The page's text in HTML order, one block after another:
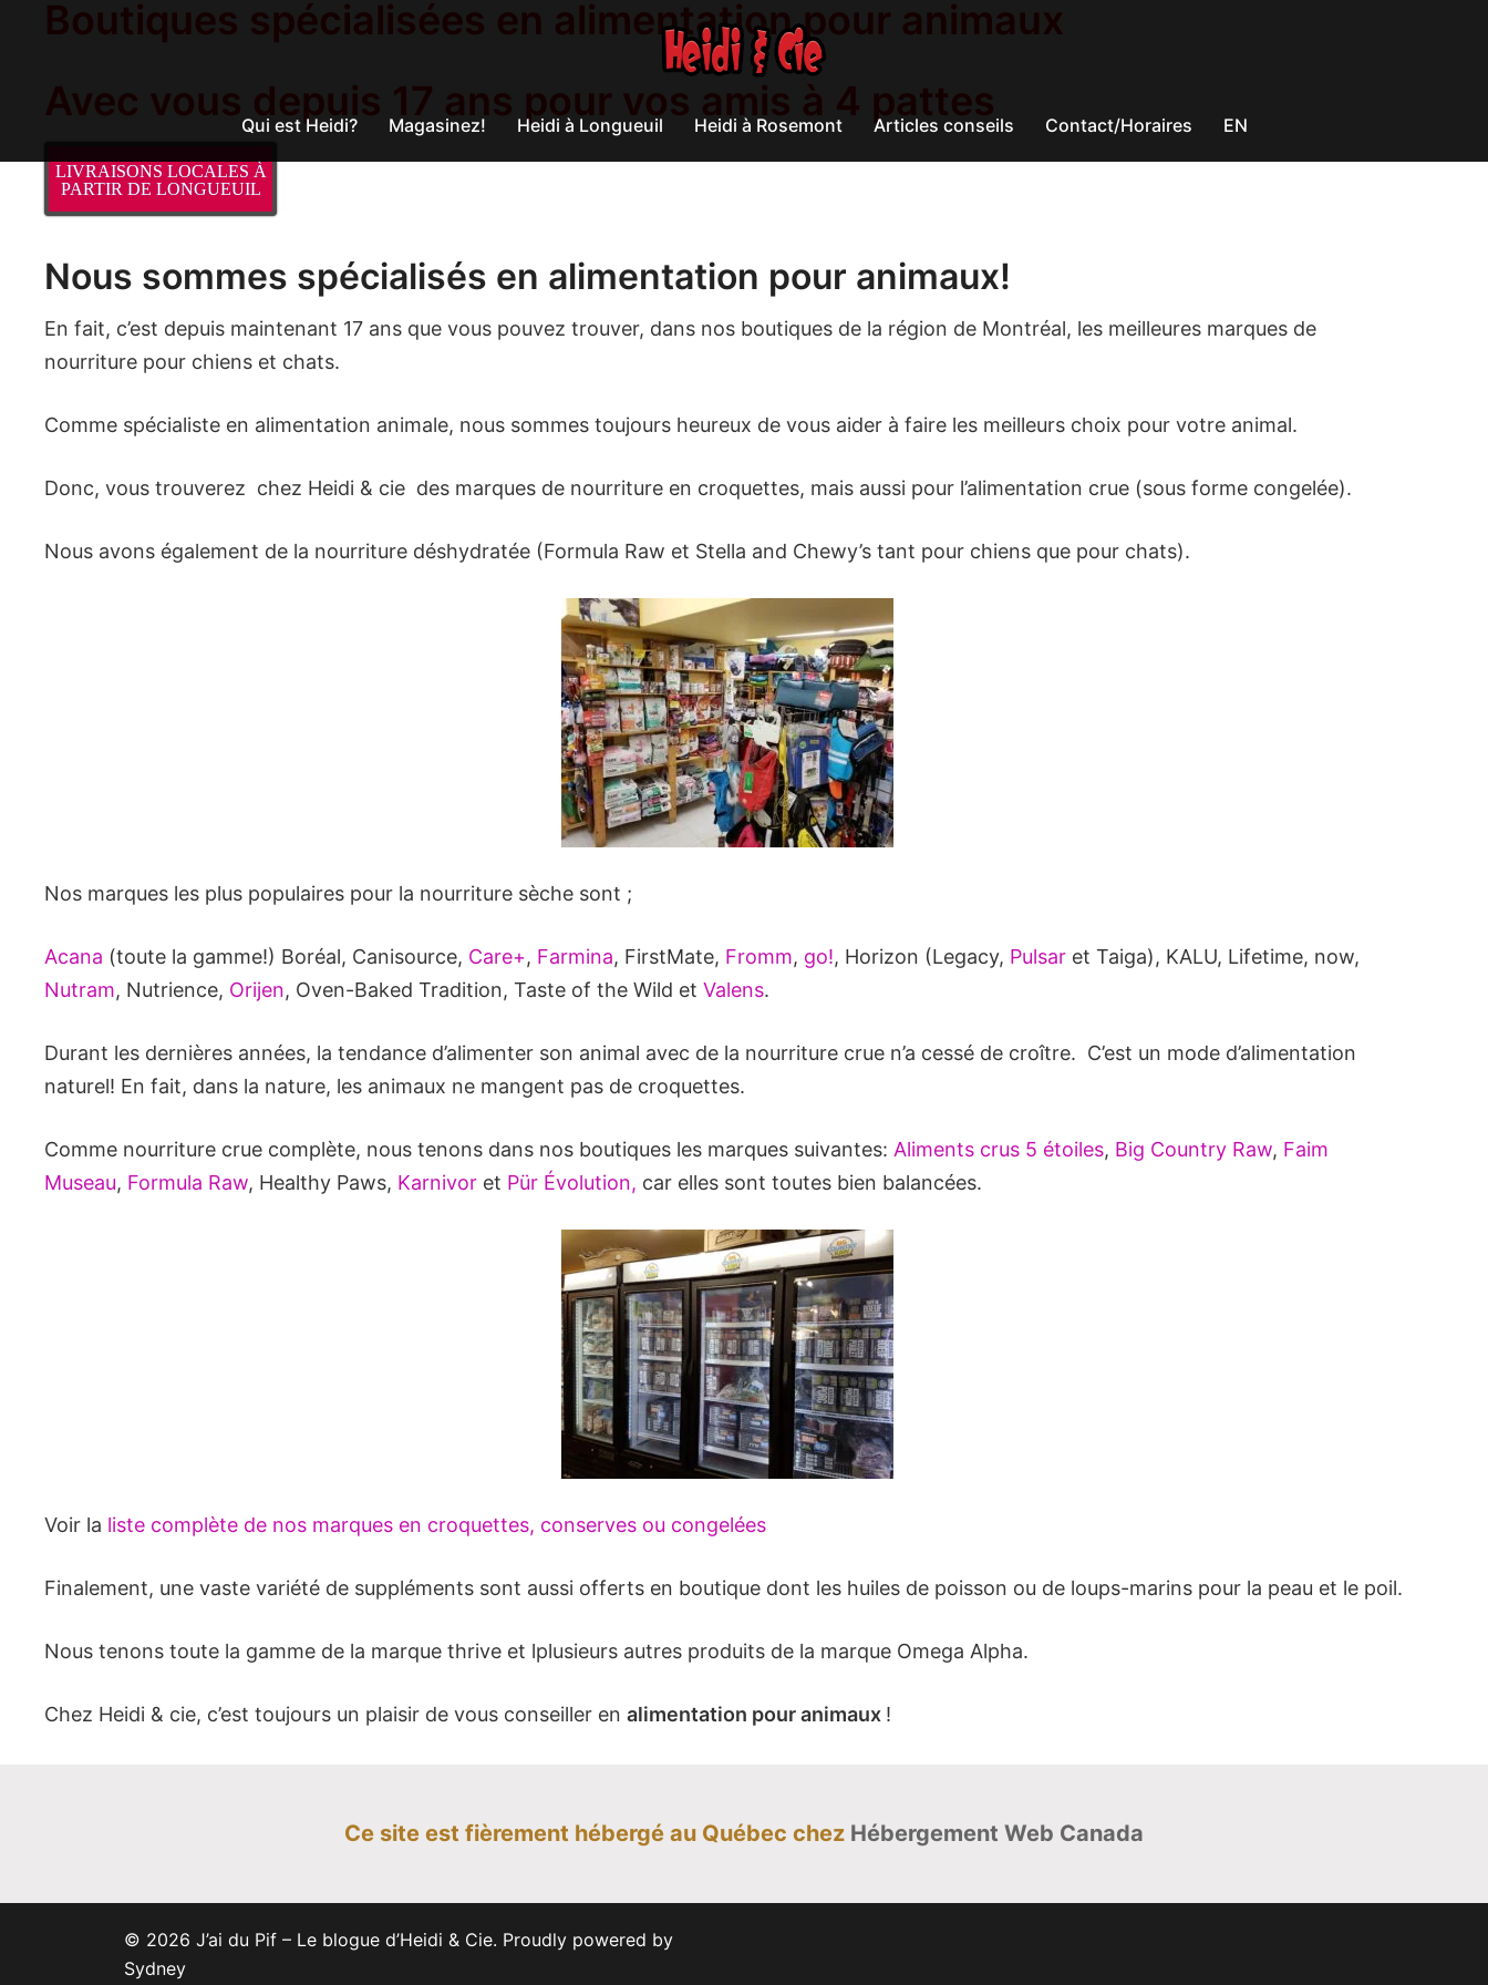
contenu
Qui est Heidi? Magasinez! Heidi à Longueuil Heidi à Rosemont Articles conseils Contact/Horaires EN
Boutiques spécialisées en alimentation pour animaux
Avec vous depuis 17 ans pour vos amis à 4 pattes
LIVRAISONS LOCALES À
PARTIR DE LONGUEUIL
Nous sommes spécialisés en alimentation pour animaux!
En fait, c’est depuis maintenant 17 ans que vous pouvez trouver, dans nos boutiques de la région de Montréal, les meilleures marques de
nourriture pour chiens et chats.
Comme spécialiste en alimentation animale, nous sommes toujours heureux de vous aider à faire les meilleurs choix pour votre animal.
Donc, vous trouverez chez Heidi & cie des marques de nourriture en croquettes, mais aussi pour l’alimentation crue (sous forme congelée).
Nous avons également de la nourriture déshydratée (Formula Raw et Stella and Chewy’s tant pour chiens que pour chats).
Nos marques les plus populaires pour la nourriture sèche sont ;
Acana (toute la gamme!) Boréal, Canisource, Care+, Farmina, FirstMate, Fromm, go!, Horizon (Legacy, Pulsar et Taiga), KALU, Lifetime, now,
Nutram, Nutrience, Orijen, Oven-Baked Tradition, Taste of the Wild et Valens.
Durant les dernières années, la tendance d’alimenter son animal avec de la nourriture crue n’a cessé de croître. C’est un mode d’alimentation
naturel! En fait, dans la nature, les animaux ne mangent pas de croquettes.
Comme nourriture crue complète, nous tenons dans nos boutiques les marques suivantes: Aliments crus 5 étoiles, Big Country Raw, Faim
Museau, Formula Raw, Healthy Paws, Karnivor et Pür Évolution, car elles sont toutes bien balancées.
Voir la liste complète de nos marques en croquettes, conserves ou congelées
Finalement, une vaste variété de suppléments sont aussi offerts en boutique dont les huiles de poisson ou de loups-marins pour la peau et le poil.
Nous tenons toute la gamme de la marque thrive et lplusieurs autres produits de la marque Omega Alpha.
Chez Heidi & cie, c’est toujours un plaisir de vous conseiller en alimentation pour animaux !
Ce site est fièrement hébergé au Québec chez Hébergement Web Canada
© 2026 J’ai du Pif – Le blogue d’Heidi & Cie. Proudly powered by
Sydney